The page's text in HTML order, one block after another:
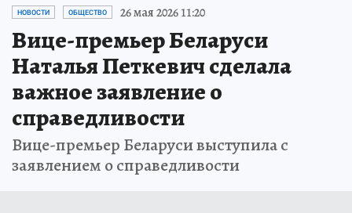
НОВОСТИ ОБЩЕСТВО 26 мая 2026 11:20
Вице-премьер Беларуси
Наталья Петкевич сделала
важное заявление о
справедливости
Вице-премьер Беларуси выступила с
заявлением о справедливости